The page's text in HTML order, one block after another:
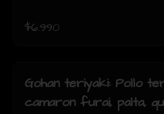
$6.990
Gohan teriyaki: Pollo
camaron furai, palta,